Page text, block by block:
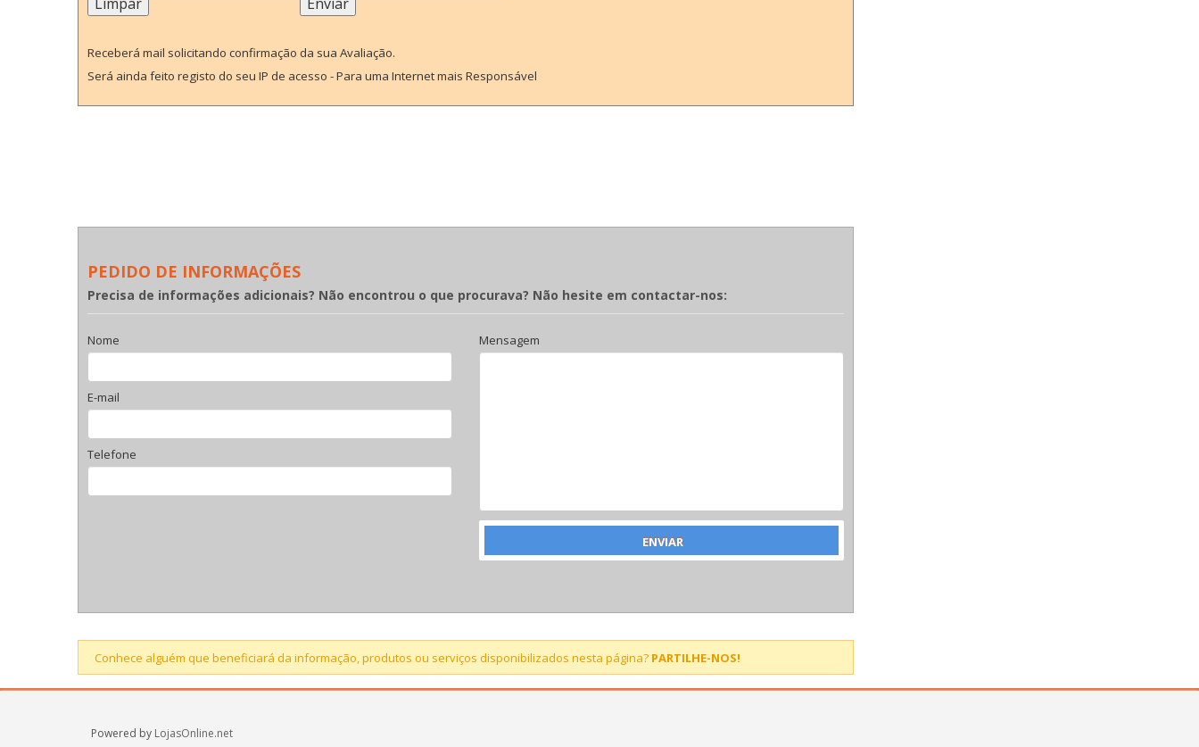
Receberá mail solicitando confirmação da sua Avaliação.
Será ainda feito registo do seu IP de acesso - Para uma Internet mais Responsável
PEDIDO DE INFORMAÇÕES
Precisa de informações adicionais? Não encontrou o que procurava? Não hesite em contactar-nos:
Nome
E-mail
Telefone
Mensagem
Conhece alguém que beneficiará da informação, produtos ou serviços disponibilizados nesta página? PARTILHE-NOS!
Powered by LojasOnline.net